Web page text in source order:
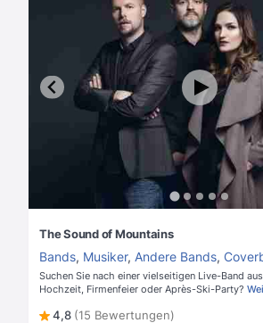
The Sound of Mountains
Bands, Musiker, Andere Bands,
Suchen Sie nach einer vielseitigen Live-Band
Hochzeit, Firmenfeier oder Après-Ski-Party?
4,8 (15 Bewertungen)